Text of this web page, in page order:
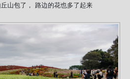
山包了， 路边的花也多了起来